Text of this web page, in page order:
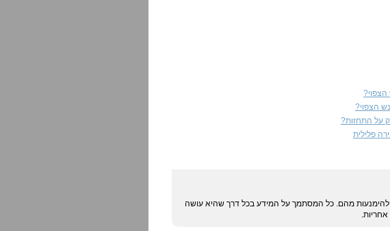
הצפוי?
על התחזות?
פלילית
או להימנעות מהם. כל המסתמך על המידע בכל דרך שהיא עושה